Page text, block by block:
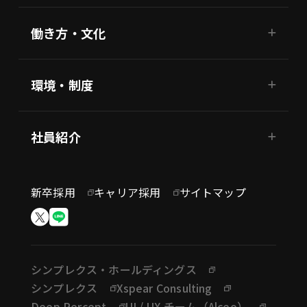
働き方・文化
環境・制度
社員紹介
新卒採用 キャリア採用 サイトマップ
シンプレクス・ホールディングス
シンプレクス
Xspear Consulting